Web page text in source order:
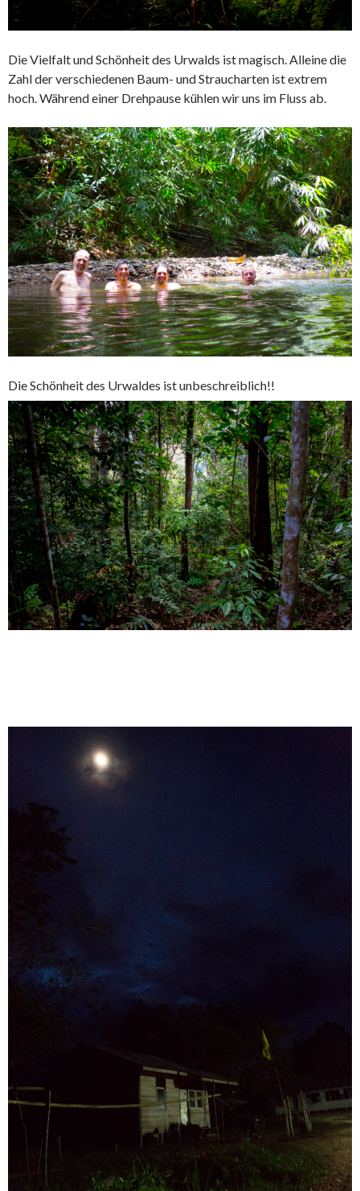
Die Vielfalt und Schönheit des Urwalds ist magisch. Alleine die
Zahl der verschiedenen Baum- und Straucharten ist extrem
hoch. Während einer Drehpause kühlen wir uns im Fluss ab.
Die Schönheit des Urwaldes ist unbeschreiblich!!